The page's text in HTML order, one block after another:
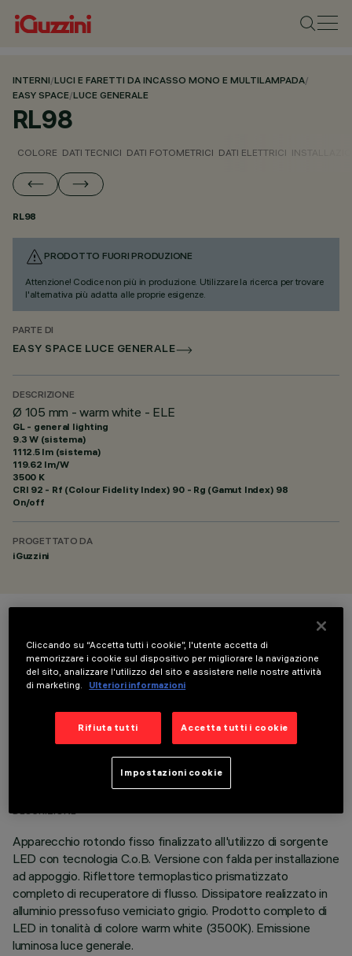
INTERNI/LUCI E FARETTI DA INCASSO MONO E MULTILAMPADA/
EASY SPACE/LUCE GENERALE
RL98
COLORE DATI TECNICI DATI FOTOMETRICI DATI ELETTRICI
RL98
PRODOTTO FUORI PRODUZIONE
Attenzione! Codice non più in produzione. Utilizzare la ricerca per trovare
l'alternativa più adatta alle proprie esigenze.
PARTE DI
EASY SPACE LUCE GENERALE
DESCRIZIONE
Ø 105 mm - warm white - ELE
GL - general lighting
9.3 W (sistema)
1112.5 lm (sistema)
119.62 lm/W
3500 K
CRI 92 - Rf (Colour Fidelity Index) 90 - Rg (Gamut Index) 98
On/off
PROGETTATO DA
iGuzzini
DATI TECNICI
ULTIMO AGGIORNAMENTO: 06/08/2026
DESCRIZIONE
Apparecchio rotondo fisso finalizzato all'utilizzo di sorgente
LED con tecnologia C.o.B. Versione con falda per installazione
ad appoggio. Riflettore termoplastico prismatizzato
completo di recuperatore di flusso. Dissipatore realizzato in
alluminio pressofuso verniciato grigio. Prodotto completo di
LED in tonalità di colore warm white (3500K). Emissione
luminosa luce generale.
Cliccando su “Accetta tutti i cookie”, l'utente accetta di
memorizzare i cookie sul dispositivo per migliorare la navigazione
del sito, analizzare l'utilizzo del sito e assistere nelle nostre attività
di marketing.
Ulteriori informazioni
Rifiuta tutti Accetta tutti i cookie
Impostazioni cookie